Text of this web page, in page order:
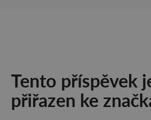
Tento příspěvek
přiřazen ke